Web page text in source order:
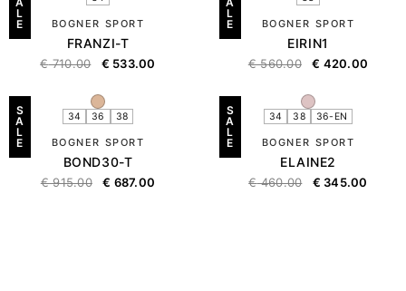
L
E
BOGNER SPORT
FRANZI-T
€710.00 € 533.00
L
E
BOGNER SPORT
EIRIN1
€560.00 € 420.00
S
A
L
E
34 36 38
BOGNER SPORT
BOND30-T
€915.00 € 687.00
S
A
L
E
34 38 36-EN
BOGNER SPORT
ELAINE2
€460.00 € 345.00